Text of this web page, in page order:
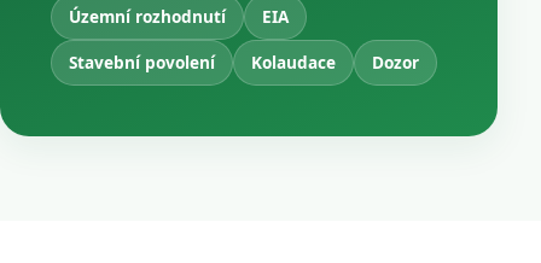
Územní rozhodnutí
EIA
Stavební povolení
Kolaudace Dozor